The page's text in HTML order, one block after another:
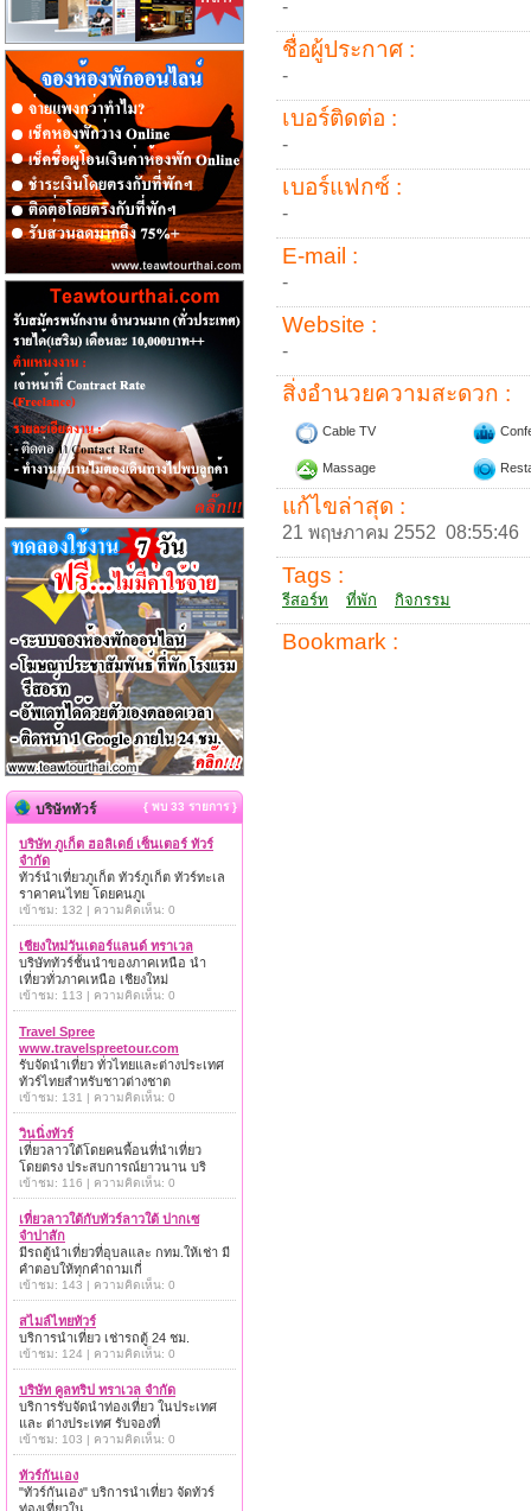
-
ชื่อผู้ประกาศ :
-
เบอร์ติดต่อ :
-
เบอร์แฟกซ์ :
-
E-mail :
-
Website :
-
สิ่งอำนวยความสะดวก :
Cable TV
Massage
แก้ไขล่าสุด :
21 พฤษภาคม 2552 08:55:46
Tags :
รีสอร์ท ที่พัก กิจกรรม
Bookmark :
บริษัททัวร์ { พบ 33 รายการ }
บริษัท ภูเก็ต ฮอลิเดย์ เซ็นเตอร์ ทัวร์
จำกัด
ทัวร์นำเที่ยวภูเก็ต ทัวร์ภูเก็ต ทัวร์ทะเล
ราคาคนไทย โดยคนภูเ
เข้าชม: 132 | ความคิดเห็น: 0
เชียงใหม่วันเดอร์แลนด์ ทราเวล
บริษัททัวร์ชั้นนำของภาคเหนือ นำ
เที่ยวทั่วภาคเหนือ เชียงใหม่
เข้าชม: 113 | ความคิดเห็น: 0
Travel Spree
www.travelspreetour.com
รับจัดนำเที่ยว ทั่วไทยและต่างประเทศ
ทัวร์ไทยสำหรับชาวต่างชาต
เข้าชม: 131 | ความคิดเห็น: 0
วินนิ่งทัวร์
เที่ยวลาวใต้โดยคนพื้อนที่นำเที่ยว
โดยตรง ประสบการณ์ยาวนาน บริ
เข้าชม: 116 | ความคิดเห็น: 0
เที่ยวลาวใต้กับทัวร์ลาวใต้ ปากเซ
จำปาสัก
มีรถตู้นำเที่ยวที่อุบลและ กทม.ให้เช่า มี
คำตอบให้ทุกคำถามเกี่
เข้าชม: 143 | ความคิดเห็น: 0
สไมล์ไทยทัวร์
บริการนำเที่ยว เช่ารถตู้ 24 ชม.
เข้าชม: 124 | ความคิดเห็น: 0
บริษัท คูลทริป ทราเวล จำกัด
บริการรับจัดนำท่องเที่ยว ในประเทศ
และ ต่างประเทศ รับจองที่
เข้าชม: 103 | ความคิดเห็น: 0
ทัวร์กันเอง
"ทัวร์กันเอง" บริการนำเที่ยว จัดทัวร์